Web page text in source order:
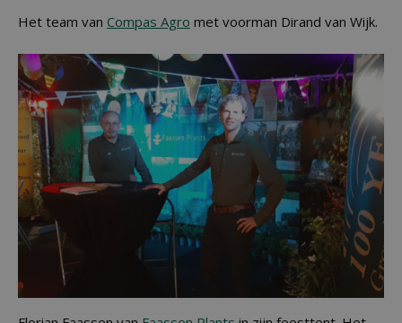
Het team van Compas Agro met voorman Dirand van Wijk.